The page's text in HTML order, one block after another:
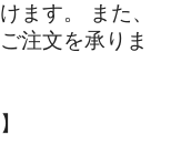
ます。 また、
注文を承りま